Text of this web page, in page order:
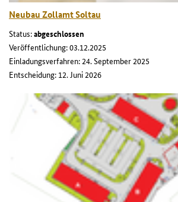
Neubau Zollamt Soltau
Status:abgeschlossen
Veröffentlichung: 03.12.2025
Einladungsverfahren: 24. September 2025
Entscheidung: 12. Juni 2026